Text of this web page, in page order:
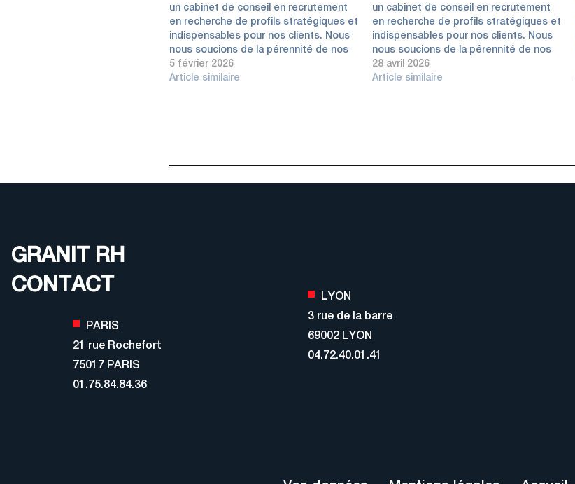
un cabinet de conseil en recrutement
en recherche de profils stratégiques et
indispensables pour nos clients. Nous
nous soucions de la pérennité de nos
recrutements. Nous nous engageons
vis-a-̀ vis de nos candidats à proposer
5 février 2026
Article similaire
un cabinet de conseil en recrutement
en recherche de profils stratégiques et
indispensables pour nos clients. Nous
nous soucions de la pérennité de nos
recrutements. Nous nous engageons
vis-a-̀ vis de nos candidats à proposer
28 avril 2026
Article similaire
GRANIT RH
CONTACT
PARIS
21 rue Rochefort
75017 PARIS
01.75.84.84.36
LYON
3 rue de la barre
69002 LYON
04.72.40.01.41